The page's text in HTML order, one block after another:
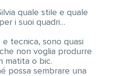
quale stile e quale
i suoi quadri…
tecnica, sono quasi
non voglia produrre
matita o bic.
possa sembrare una